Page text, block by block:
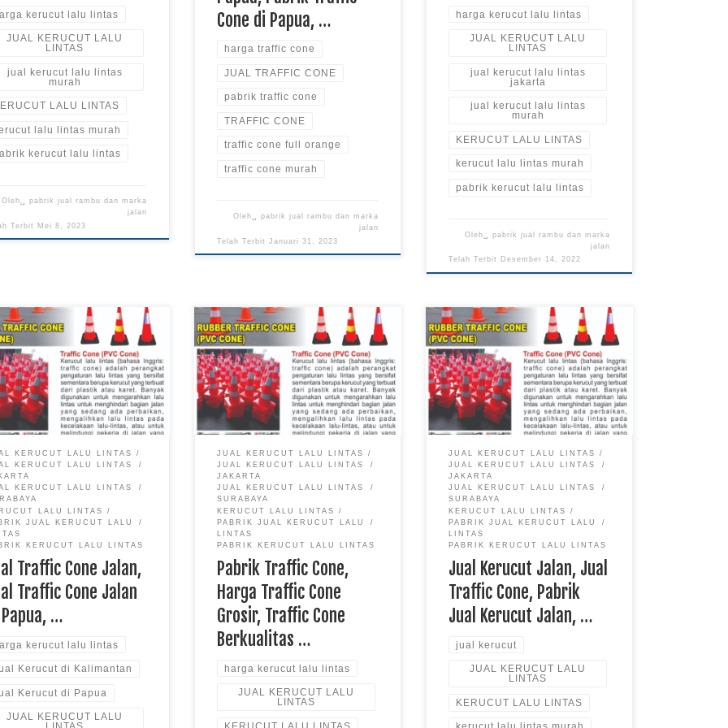
kerucut lalu lintas
JUAL KERUCUT LALU
LINTAS
jual kerucut lalu lintas
murah
LALU LINTAS
lalu lintas murah
kerucut lalu lintas
Oleh␣ pabrik jual rambu dan marka
jalan
Terbit Mei 8, 2023
Cone di Papua, …
harga traffic cone
JUAL TRAFFIC CONE
pabrik traffic cone
TRAFFIC CONE
traffic cone full orange
traffic cone murah
Oleh␣ pabrik jual rambu dan marka
jalan
Telah TerbitJanuari 31, 2023
harga kerucut lalu lintas
JUAL KERUCUT LALU
LINTAS
jual kerucut lalu lintas
jakarta
jual kerucut lalu lintas
murah
KERUCUT LALU LINTAS
kerucut lalu lintas murah
pabrik kerucut lalu lintas
Oleh␣ pabrik jual rambu dan marka
jalan
Telah Terbit Desember 14, 2022
Cone Jalan, Jual Traffic
Jalan di Papua, Jual Traffic
Kalimantan, Pabrik Traffic
Papua, Jual Kerucut Papua,
di Kalimantan, Jual
di Papua Cerita Mengenai
Cone yang Bukan Terbuat
terlintas di pikiran anda bila
benda […]
KERUCUT LALU LINTAS
KERUCUT LALU LINTAS
KERUCUT LALU LINTAS
LALU LINTAS
JUAL KERUCUT LALU
KERUCUT LALU LINTAS
Traffic Cone Jalan,
Traffic Cone Jalan
…
kerucut lalu lintas
Kerucut di Kalimantan
Kerucut di Papua
JUAL KERUCUT LALU
Pabrik Traffic Cone, Harga Traffic
Cone Grosir, Traffic Cone
Berkualitas untuk Proyek Jalan
JUAL KERUCUT LALU LINTAS
JUAL KERUCUT LALU LINTAS
JAKARTA
JUAL KERUCUT LALU LINTAS
SURABAYA
KERUCUT LALU LINTAS
PABRIK JUAL KERUCUT LALU
LINTAS
PABRIK KERUCUT LALU LINTAS
Pabrik Traffic Cone,
Harga Traffic Cone
Grosir, Traffic Cone
Berkualitas …
harga kerucut lalu lintas
JUAL KERUCUT LALU
LINTAS
Jual Kerucut Jalan, Jual Traffic
Cone, Pabrik Jual Kerucut Jalan,
Harga Traffic Cone Jalan, Harga
Kerucut Jalan
JUAL KERUCUT LALU LINTAS
JUAL KERUCUT LALU LINTAS
JAKARTA
JUAL KERUCUT LALU LINTAS
SURABAYA
KERUCUT LALU LINTAS
PABRIK JUAL KERUCUT LALU
LINTAS
PABRIK KERUCUT LALU LINTAS
Jual Kerucut Jalan, Jual
Traffic Cone, Pabrik
Jual Kerucut Jalan, …
jual kerucut
JUAL KERUCUT LALU
LINTAS
KERUCUT LALU LINTAS